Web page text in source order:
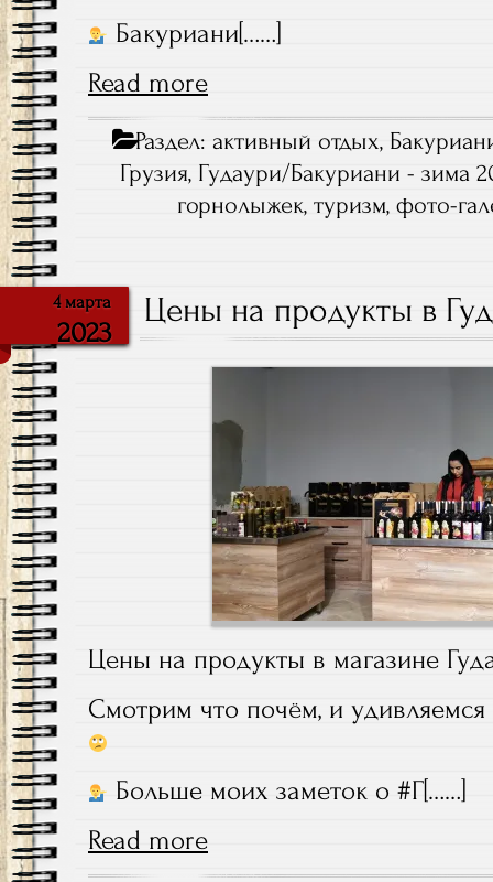
Бакуриани[……]
Read more
Раздел: активный отдых,
Грузия, Гудаури/Бакуриани - зима
горнолыжек,туризм,фото-
4 марта
2023
Цены на продукты в
Цены на продукты в магазине
Смотрим что почём, и удивляемся
Больше моих заметок о #Г[……]
Read more